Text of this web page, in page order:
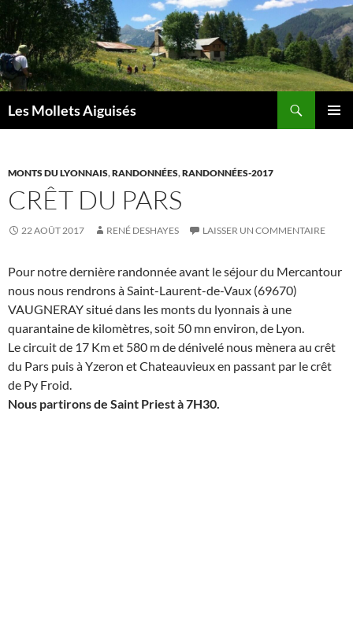
Aller
au
contenu
Les Mollets Aiguisés
MONTS DU LYONNAIS,RANDONNÉES,RANDONNÉES-2017
CRÊT DU PARS
22 AOÛT 2017 RENÉ DESHAYES LAISSER UN COMMENTAIRE
Pour notre dernière randonnée avant le séjour du Mercantour
nous nous rendrons à Saint-Laurent-de-Vaux (69670)
VAUGNERAY situé dans les monts du lyonnais à une
quarantaine de kilomètres, soit 50 mn environ, de Lyon.
Le circuit de 17 Km et 580 m de dénivelé nous mènera au crêt
du Pars puis à Yzeron et Chateauvieux en passant par le crêt
de Py Froid.
Nous partirons de Saint Priest à 7H30.